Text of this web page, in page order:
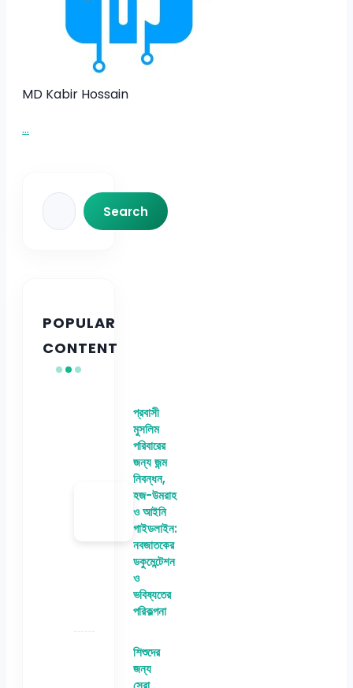
MD Kabir Hossain
...
Search
Search
POPULAR
CONTENT
প্রবাসী
মুসলিম
পরিবারের
জন্য জন্ম
নিবন্ধন,
হজ-উমরাহ
ও আইনি
গাইডলাইন:
নবজাতকের
ডকুমেন্টেশন
ও
ভবিষ্যতের
পরিকল্পনা
শিশুদের
জন্য